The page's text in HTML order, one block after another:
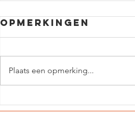
Tape Hero:
Afspanlint met
Opmerkingen
Plaats een opmerking...